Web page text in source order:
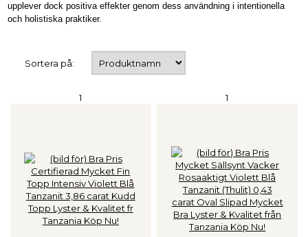
upplever dock positiva effekter genom dess användning i intentionella
och holistiska praktiker.
Sortera på:
1 1